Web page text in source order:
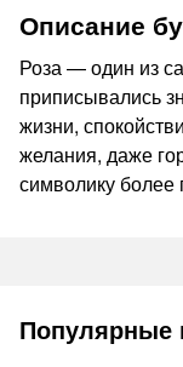
Описание
Роза — один из
приписывались
жизни,
желания, даже
символику более
Популярные